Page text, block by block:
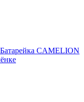
Батарейка CAMELION